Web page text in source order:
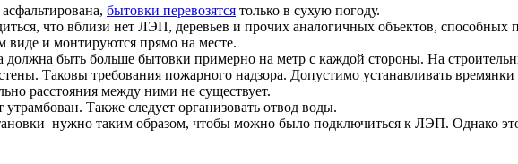
бытовки перевозятся только в сухую погоду.
что вблизи нет ЛЭП, деревьев и прочих аналогичных объектов, способных
виде и монтируются прямо на месте.
быть больше бытовки примерно на метр с каждой стороны. На
Таковы требования пожарного надзора. Допустимо устанавливать
расстояния между ними не существует.
Также следует организовать отвод воды.
нужно таким образом, чтобы можно было подключиться к ЛЭП. Однако это